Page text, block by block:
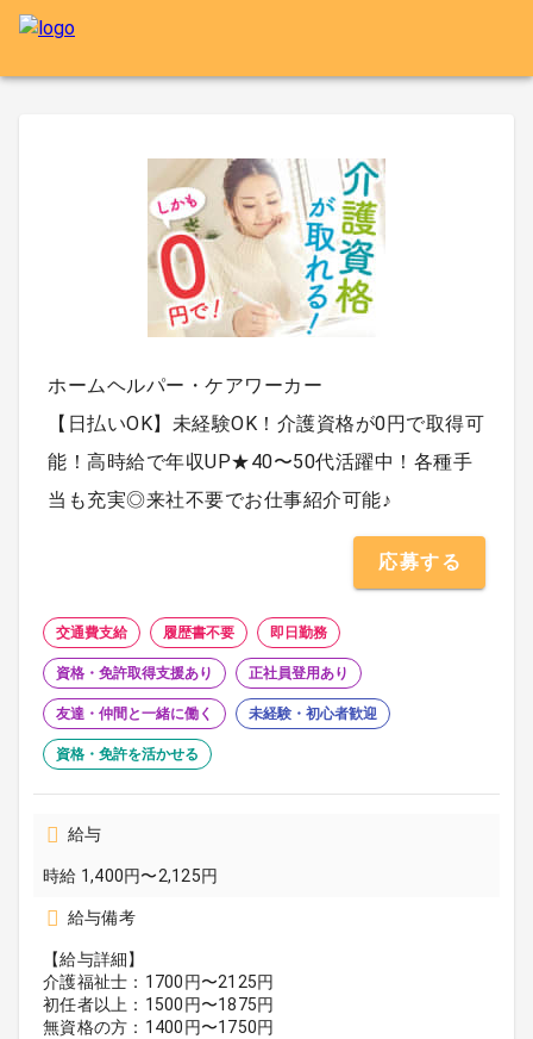
ホームヘルパー・ケアワーカー
【日払いOK】未経験OK！介護資格が0円で取得可
能！高時給で年収UP★40〜50代活躍中！各種手
当も充実◎来社不要でお仕事紹介可能♪
応募する
交通費支給 履歴書不要 即日勤務
資格・免許取得支援あり 正社員登用あり
友達・仲間と一緒に働く 未経験・初心者歓迎
資格・免許を活かせる
給与
時給 1,400円〜2,125円
給与備考
【給与詳細】
介護福祉士：1700円〜2125円
初任者以上：1500円〜1875円
無資格の方：1400円〜1750円